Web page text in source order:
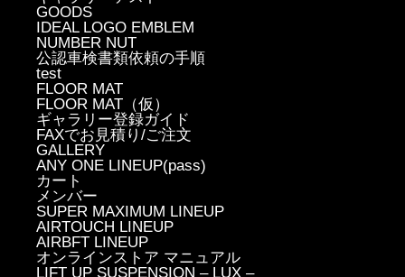
GOODS
IDEAL LOGO EMBLEM
NUMBER NUT
公認車検書類依頼の手順
test
FLOOR MAT
FLOOR MAT（仮）
ギャラリー登録ガイド
FAXでお見積り/ご注文
GALLERY
ANY ONE LINEUP(pass)
カート
メンバー
SUPER MAXIMUM LINEUP
AIRTOUCH LINEUP
AIRBFT LINEUP
オンラインストア マニュアル
LIFT UP SUSPENSION – LUX –